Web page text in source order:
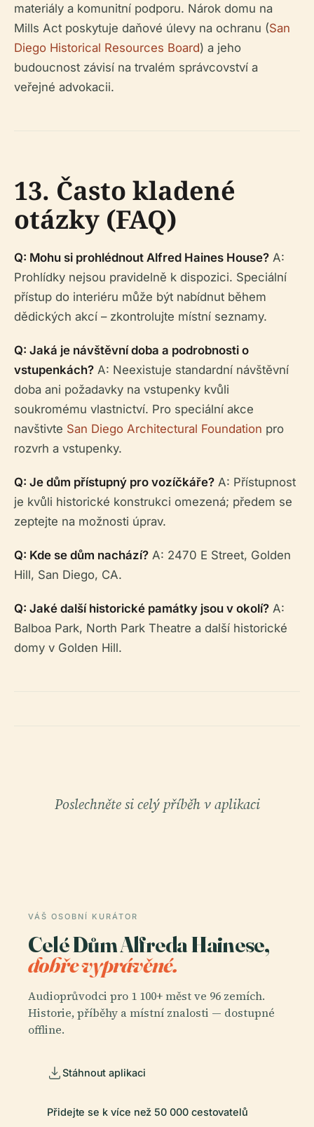
materiály a komunitní podporu. Nárok domu na
Mills Act poskytuje daňové úlevy na ochranu (San
Diego Historical Resources Board) a jeho
budoucnost závisí na trvalém správcovství a
veřejné advokacii.
13. Často kladené
otázky (FAQ)
Q: Mohu si prohlédnout Alfred Haines House? A:
Prohlídky nejsou pravidelně k dispozici. Speciální
přístup do interiéru může být nabídnut během
dědických akcí – zkontrolujte místní seznamy.
Q: Jaká je návštěvní doba a podrobnosti o
vstupenkách? A: Neexistuje standardní návštěvní
doba ani požadavky na vstupenky kvůli
soukromému vlastnictví. Pro speciální akce
navštivte San Diego Architectural Foundation pro
rozvrh a vstupenky.
Q: Je dům přístupný pro vozíčkáře? A: Přístupnost
je kvůli historické konstrukci omezená; předem se
zeptejte na možnosti úprav.
Q: Kde se dům nachází? A: 2470 E Street, Golden
Hill, San Diego, CA.
Q: Jaké další historické památky jsou v okolí? A:
Balboa Park, North Park Theatre a další historické
domy v Golden Hill.
Poslechněte si celý příběh v aplikaci
VÁŠ OSOBNÍ KURÁTOR
Celé Dům Alfreda Hainese,
dobře vyprávěné.
Audioprůvodci pro 1 100+ měst ve 96 zemích.
Historie, příběhy a místní znalosti — dostupné
offline.
Stáhnout aplikaci
Přidejte se k více než 50 000 cestovatelů